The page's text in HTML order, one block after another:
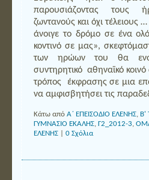
παρουσιάζοντας τους
ζωντανούς και όχι τέλειους
άνοιγε το δρόμο σε ένα
κοντινό σε μας»,
των ηρώων του θα
συντηρητικό αθηναϊκό
τρόπος έκφρασης σε μια
να αμφισβητήσει τις
Κάτω από Α΄ ΕΠΕΙΣΟΔΙΟ ΕΛΕΝΗΣ, Β'
ΓΥΜΝΑΣΙΟ ΕΚΑΛΗΣ, Γ2_2012-3,
ΕΛΕΝΗΣ
0 Σχόλια